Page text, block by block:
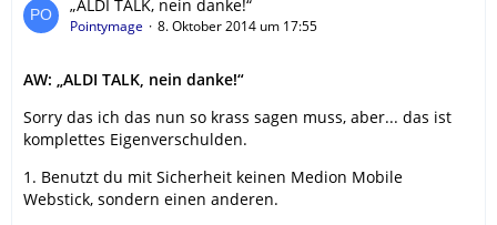
„ALDI TALK, nein danke!“
Pointymage 8. Oktober 2014 um 17:55
AW: „ALDI TALK, nein danke!“
Sorry das ich das nun so krass sagen muss, aber... das ist
komplettes Eigenverschulden.
1. Benutzt du mit Sicherheit keinen Medion Mobile
Webstick, sondern einen anderen.